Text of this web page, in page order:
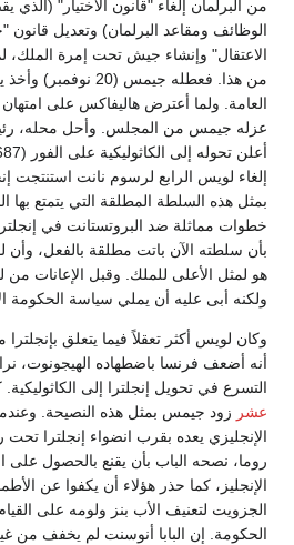
من البرلمان إلغاء "قانون الاختيار" (الذي
الوظائف ومقاعد البرلمان) وتعديل قانون
الاعتقال" وإنشاء جيش تحت إمرة الملك،
من هذا. فعطله جيمس
العامة. ولما أعترض هاليفاكس على امتهان
عزله جيمس من المجلس. وأحل محله،
إلغاء لويس الرابع لرسوم نانت استنتجت
بمثل هذه السلطة المطلقة التي يتمتع بها
خطوات مماثلة ضد البروتستانت في
بأن سلطته الآن باتت مطلقة بالفعل،
هو لمثل الأعلى للملك. وقبل الإعانات
ولكنه أبى عليه أن يملي سياسة الحكومة
وكان لويس أكثر تعقلاً فيما يتعلق
أنه أضعف فرنسا باضطهاده الهيجونوت،
التسرع في تحويل إنجلترا إلى الكاثوليكية.
عشر زود جيمس بمثل هذه النصيحة.
الإنجليزي يعده بقرب انضواء إنجلترا تحت
روما، نصحه الباب بأن يقنع بالحصول على
الإنجليز، كما حذر هؤلاء أن يكفوا عن
الجزويت لتعنيف الأب بنز ولومه على
الحكومة. إن البابا أنوسنت لم يخفف من